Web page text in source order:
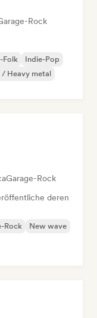
Rock
Folk
Indie-Pop
/ Heavy metal
Garage-Rock
deren
Rock
New wave